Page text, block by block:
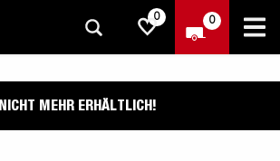
0 0
NICHT MEHR ERHÄLTLICH!